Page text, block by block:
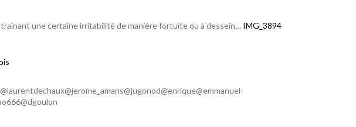
une certaine irritabilité de manière fortuite ou à dessein… IMG_3894